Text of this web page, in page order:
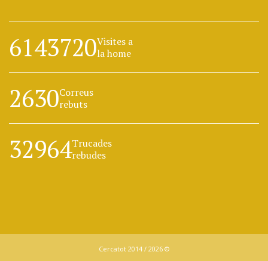
6143720Visites a
la home
2630Correus
rebuts
32964Trucades
rebudes
Cercatot 2014 / 2026 ©